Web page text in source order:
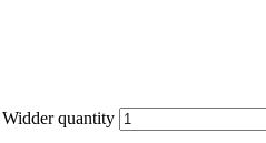
Widder quantity